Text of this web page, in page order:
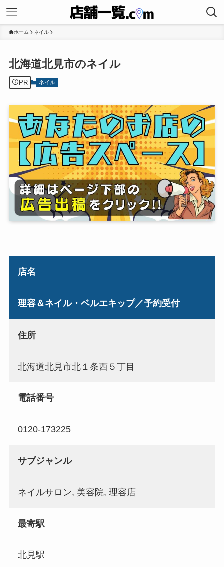
ホーム ネイル
北海道北見市のネイル
PR ネイル
店名
理容＆ネイル・ベルエキップ／予約受付
住所
北海道北見市北１条西５丁目
電話番号
0120-173225
サブジャンル
ネイルサロン, 美容院, 理容店
最寄駅
北見駅